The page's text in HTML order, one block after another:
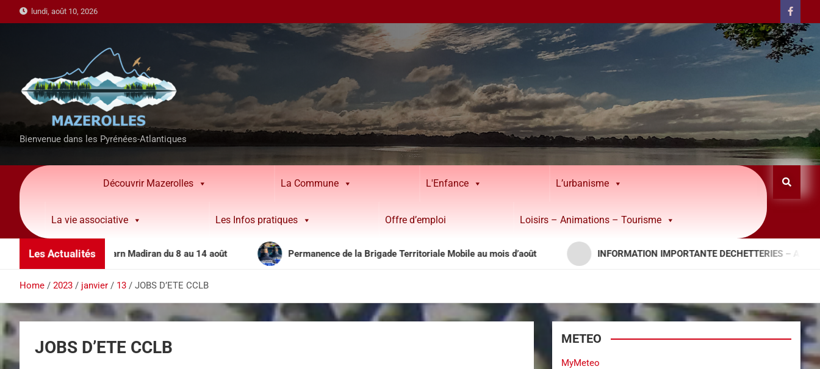
lundi, août 10, 2026
Bienvenue dans les Pyrénées-Atlantiques
Découvrir Mazerolles La Commune L'Enfance L’urbanisme
La vie associative Les Infos pratiques Offre d’emploi Loisirs – Animations – Tourisme
Les Actualités
côteaux Béarn Madiran du 8 au 14 août Permanence de la Brigade Territoriale Mobile au mois d’août INFORMATION IMPORTANTE DECHETTERIES – APPORTS
Home 2023 janvier 13 JOBS D’ETE CCLB
JOBS D’ETE CCLB METEO
MyMeteo